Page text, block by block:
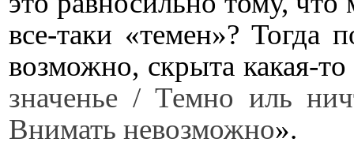
все-таки «темен»? Тогда
возможно, скрыта какая-
значенье / Темно иль
Внимать невозможно».